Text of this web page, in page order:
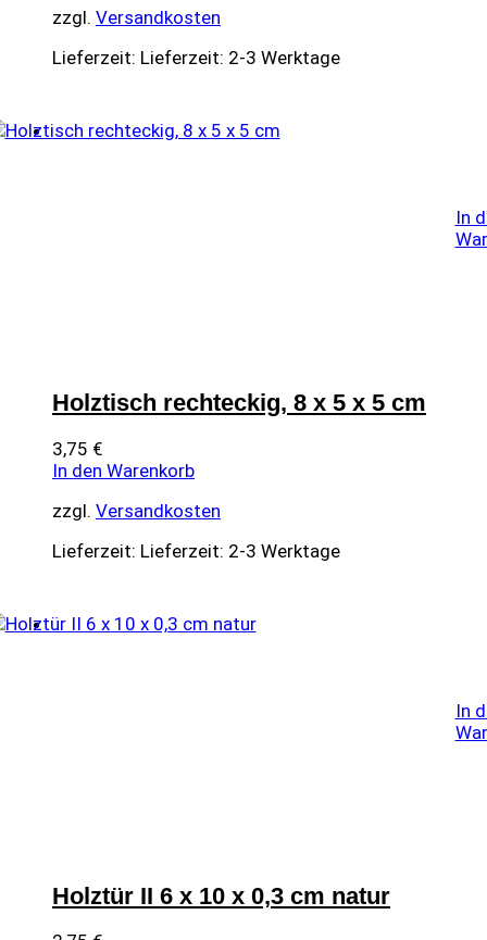
zzgl. Versandkosten
Lieferzeit: Lieferzeit: 2-3 Werktage
In
Holztisch rechteckig, 8 x 5 x 5 cm
3,75 €
In den Warenkorb
zzgl. Versandkosten
Lieferzeit: Lieferzeit: 2-3 Werktage
In
Holztür II 6 x 10 x 0,3 cm natur